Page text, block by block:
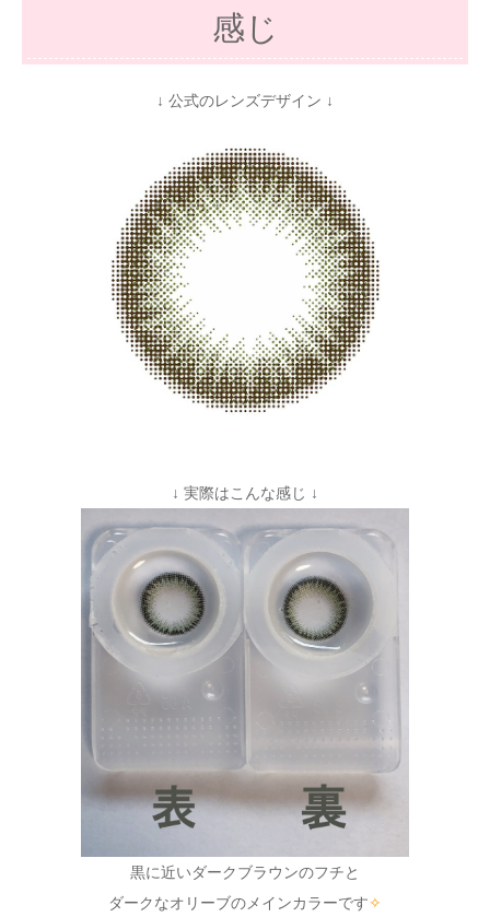
感じ
↓ 公式のレンズデザイン ↓
↓ 実際はこんな感じ ↓
黒に近いダークブラウンのフチと
ダークなオリーブのメインカラーです✧